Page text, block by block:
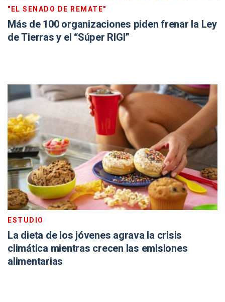
"EL SENADO DE REMATE"
Más de 100 organizaciones piden frenar la Ley
de Tierras y el “Súper RIGI”
ESTUDIO
La dieta de los jóvenes agrava la crisis
climática mientras crecen las emisiones
alimentarias